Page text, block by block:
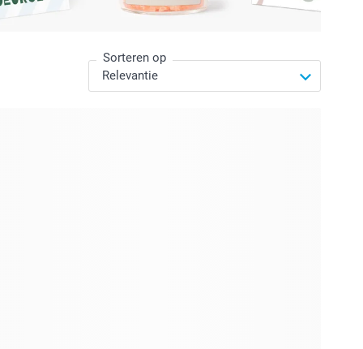
Sorteren op